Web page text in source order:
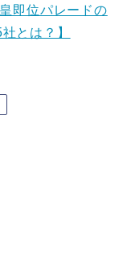
即位パレードの
とは？】